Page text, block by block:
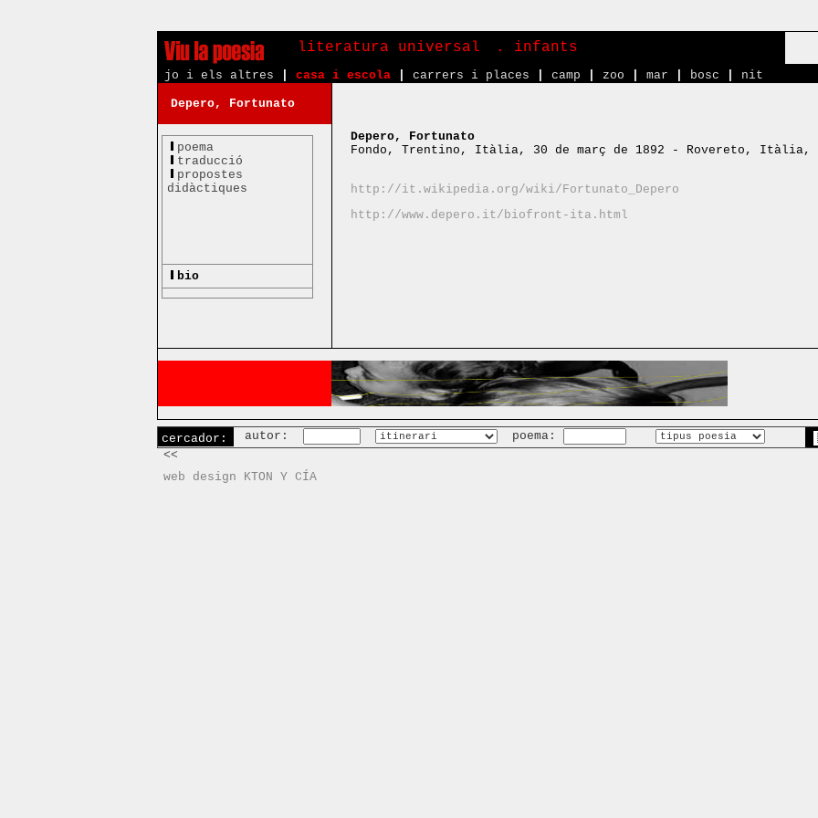
literatura universal . infants
jo i els altres
casa i escola carrers i places camp zoo mar bosc nit
Depero, Fortunato
poema
traducció
propostes
didàctiques
bio
Depero, Fortunato
Fondo, Trentino, Itàlia, 30 de març de 1892 - Rovereto, Itàlia,
http://it.wikipedia.org/wiki/Fortunato_Depero
http://www.depero.it/biofront-ita.html
cercador: autor: poema:
<<
web design KTON Y CÍA